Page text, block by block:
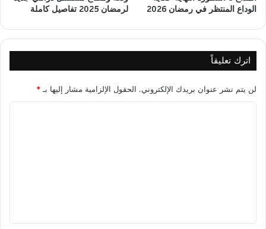
الوداع المنتظر في رمضان 2026
لرمضان 2025 تفاصيل كاملة
اترك تعليقاً
لن يتم نشر عنوان بريدك الإلكتروني. الحقول الإلزامية مشار إليها بـ *